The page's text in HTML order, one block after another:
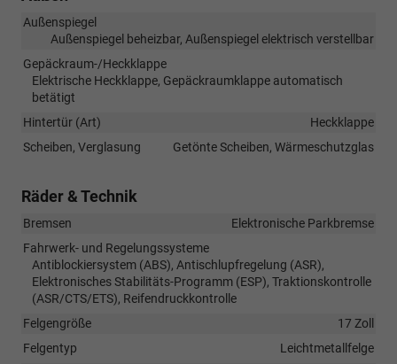
Außenspiegel
Außenspiegel beheizbar, Außenspiegel elektrisch verstellbar
Gepäckraum-/Heckklappe
Elektrische Heckklappe, Gepäckraumklappe automatisch
betätigt
Hintertür (Art)
Heckklappe
Scheiben, Verglasung
Getönte Scheiben, Wärmeschutzglas
Räder & Technik
Bremsen
Elektronische Parkbremse
Fahrwerk- und Regelungssysteme
Antiblockiersystem (ABS), Antischlupfregelung (ASR),
Elektronisches Stabilitäts-Programm (ESP), Traktionskontrolle
(ASR/CTS/ETS), Reifendruckkontrolle
Felgengröße
17 Zoll
Felgentyp
Leichtmetallfelge